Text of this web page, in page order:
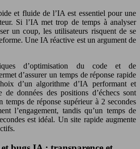
et fluide de l’IA est essentiel pour une
Si l’IA met trop de temps à analyser
un coup, les utilisateurs risquent de se
Une IA réactive est un argument de
d’optimisation du code et de
d’assurer un temps de réponse rapide
d’un algorithme d’IA performant et
de données des positions d’échecs sont
temps de réponse supérieur à 2 secondes
l’engagement, tandis qu’un temps de
est idéal. Un site rapide augmente